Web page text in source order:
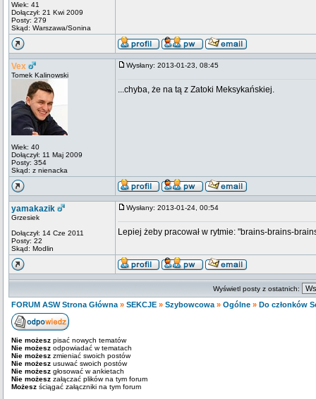
Wiek: 41
Dołączył: 21 Kwi 2009
Posty: 279
Skąd: Warszawa/Sonina
Vex
Tomek Kalinowski
Wiek: 40
Dołączył: 11 Maj 2009
Posty: 354
Skąd: z nienacka
Wysłany: 2013-01-23, 08:45
...chyba, że na tą z Zatoki Meksykańskiej.
yamakazik
Grzesiek
Dołączył: 14 Cze 2011
Posty: 22
Skąd: Modlin
Wysłany: 2013-01-24, 00:54
Lepiej żeby pracował w rytmie: "brains-brains-
Wyświetl posty z ostatnich:
FORUM ASW Strona Główna » SEKCJE » Szybowcowa » Ogólne » Do członków
Nie możesz pisać nowych tematów
Nie możesz odpowiadać w tematach
Nie możesz zmieniać swoich postów
Nie możesz usuwać swoich postów
Nie możesz głosować w ankietach
Nie możesz załączać plików na tym forum
Możesz ściągać załączniki na tym forum